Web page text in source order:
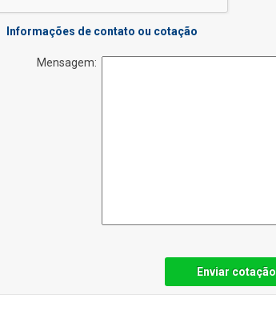
Informações de contato ou cotação
Mensagem:
Enviar cotação